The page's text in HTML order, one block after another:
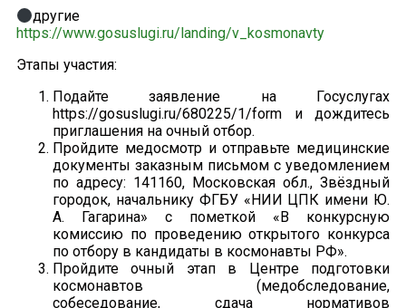
другие
https://www.gosuslugi.ru/landing/v_kosmonavty
Этапы участия:
Подайте заявление на Госуслугах
https://gosuslugi.ru/680225/1/form и дождитесь
приглашения на очный отбор.
Пройдите медосмотр и отправьте медицинские
документы заказным письмом с уведомлением
по адресу: 141160, Московская обл., Звёздный
городок, начальнику ФГБУ «НИИ ЦПК имени Ю.
А. Гагарина» с пометкой «В конкурсную
комиссию по проведению открытого конкурса
по отбору в кандидаты в космонавты РФ».
Пройдите очный этап в Центре подготовки
космонавтов (медобследование,
собеседование, сдача нормативов